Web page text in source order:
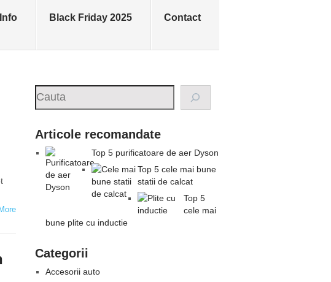
Info Black Friday 2025 Contact
Search
Articole recomandate
Top 5 purificatoare de aer Dyson
Top 5 cele mai bune
statii de calcat
Top 5
cele mai
bune plite cu inductie
Categorii
Accesorii auto